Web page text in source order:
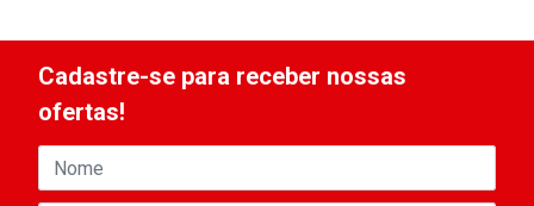
Cadastre-se para receber nossas
ofertas!